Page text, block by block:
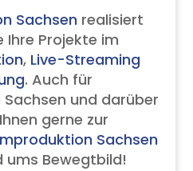
Sachsen realisiert
Ihre Projekte im
, Live-Streaming
. Auch für
und darüber
gerne zur
Sachsen
ums Bewegtbild!